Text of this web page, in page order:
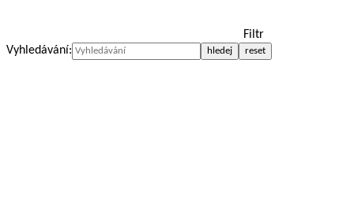
Filtr
Vyhledávání: